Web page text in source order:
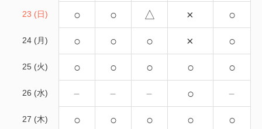
23 (日) ○ ○ △ × ○
24 (月) ○ ○ ○ × ○
25 (火) ○ ○ ○ ○ ○
26 (水) － － － ○ －
27 (木) ○ ○ ○ ○ ○